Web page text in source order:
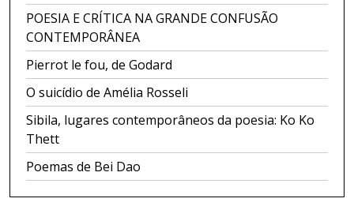
POESIA E CRÍTICA NA GRANDE CONFUSÃO
CONTEMPORÂNEA
Pierrot le fou, de Godard
O suicídio de Amélia Rosseli
Sibila, lugares contemporâneos da poesia: Ko Ko
Thett
Poemas de Bei Dao